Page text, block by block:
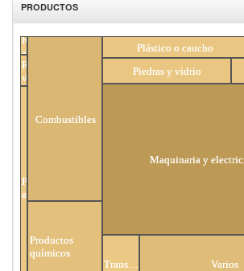
PRODUCTOS
All Products
Reino
Reino
Productos
Combustibles
Productos
químicos
Plástico o caucho
Piedras y vidrio
Maquinaria y
Transporte Varios